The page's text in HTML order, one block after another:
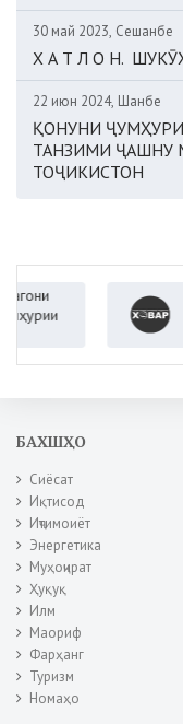
30 май 2023, Сешанбе
Х А Т Л О Н.
22 июн 2024, Шанбе
ҚОНУНИ
ТАНЗИМИ ҶАШНУ
ТОҶИКИСТОН
БАХШҲО
Сиёсат
Иқтисод
Иҷтимоиёт
Энергетика
Муҳоҷират
Ҳуқуқ
Илм
Маориф
Фарҳанг
Туризм
Номаҳо